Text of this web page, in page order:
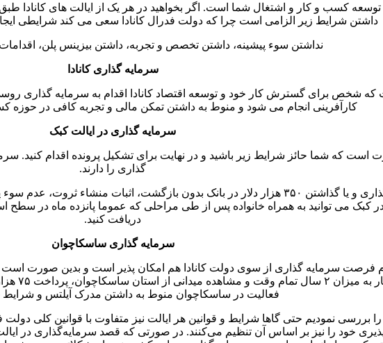
کسب و کار و اشتغال شما است. اگر بخواهید در هر یک از ایالت های کانادا طبق
داشتن شرایط زیر الزامی است چرا که دولت فدرال کانادا سعی می کند شرایطی
نداشتن سوء پیشینه، داشتن تخصص و تجربه، داشتن بیزینس پلن،
سرمایه گذاری کانادا
شخص برای گسترش کار خود و توسعه اقتصاد کانادا اقدام به سرمایه گذاری
کارآفرینی انجام می شود و منوط به داشتن تمکن مالی و تجربه کافی در
سرمایه گذاری در ایالت کبک
است که شما حائز شرایط زیر باشید و در نهایت برای تشکیل پرونده اقدام کنید.
گذاری را دارند.
داشتن مبلغ ۲ میلیون دلار برای سرمایه گذاری و یا گذاشتن ۳۵۰ هزار دلار در بانک بدون
دریافت کنید.
سرمایه گذاری ساسکاچوان
مدیریت
فعالیت در ساسکاچوان منوط به داشتن مدرک آیلتس و
را بررسی نمودیم حتی گاها شرایط و قوانین هر ایالت نیز متفاوت با قوانین کلی
خود را نیز بر اساس آن تنظیم می‌کنند. در صورتی که قصد سرمایه‌گذاری در